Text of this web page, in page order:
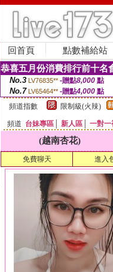
回首頁 點數補給站
恭喜五月份消費排行前十名
No.3 LV76835** -贈點8,000點
No.7 LV65464** -贈點4,000 點
頻道指數
限制級(火辣)
頻道 台妹專區 新人區 一對一
(越南杏花)
免費聊天 進入